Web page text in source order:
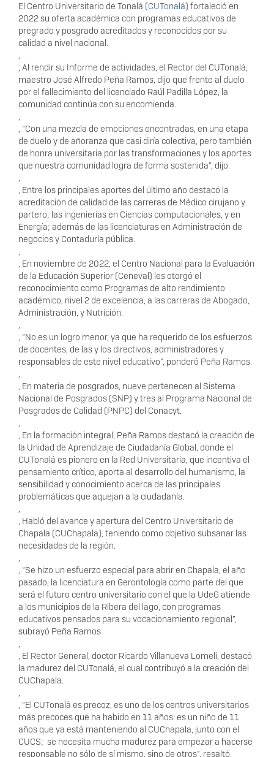
El Centro Universitario de Tonalá (CUTonalá) fortaleció en
2022 su oferta académica con programas educativos de
pregrado y posgrado acreditados y reconocidos por su
calidad a nivel nacional.
,
, Al rendir su Informe de actividades, el Rector del CUTonalá,
maestro José Alfredo Peña Ramos, dijo que frente al duelo
por el fallecimiento del licenciado Raúl Padilla López, la
comunidad continúa con su encomienda.
,
, “Con una mezcla de emociones encontradas, en una etapa
de duelo y de añoranza que casi diría colectiva, pero también
de honra universitaria por las transformaciones y los aportes
que nuestra comunidad logra de forma sostenida”, dijo.
,
, Entre los principales aportes del último año destacó la
acreditación de calidad de las carreras de Médico cirujano y
partero; las ingenierías en Ciencias computacionales, y en
Energía; además de las licenciaturas en Administración de
negocios y Contaduría pública.
,
, En noviembre de 2022, el Centro Nacional para la Evaluación
de la Educación Superior (Ceneval) les otorgó el
reconocimiento como Programas de alto rendimiento
académico, nivel 2 de excelencia, a las carreras de Abogado,
Administración, y Nutrición.
,
, “No es un logro menor, ya que ha requerido de los esfuerzos
de docentes, de las y los directivos, administradores y
responsables de este nivel educativo”, ponderó Peña Ramos.
,
, En materia de posgrados, nueve pertenecen al Sistema
Nacional de Posgrados (SNP) y tres al Programa Nacional de
Posgrados de Calidad (PNPC) del Conacyt.
,
, En la formación integral, Peña Ramos destacó la creación de
la Unidad de Aprendizaje de Ciudadanía Global, donde el
CUTonalá es pionero en la Red Universitaria, que incentiva el
pensamiento crítico, aporta al desarrollo del humanismo, la
sensibilidad y conocimiento acerca de las principales
problemáticas que aquejan a la ciudadanía.
,
, Habló del avance y apertura del Centro Universitario de
Chapala (CUChapala), teniendo como objetivo subsanar las
necesidades de la región.
,
, “Se hizo un esfuerzo especial para abrir en Chapala, el año
pasado, la licenciatura en Gerontología como parte del que
será el futuro centro universitario con el que la UdeG atiende
a los municipios de la Ribera del lago, con programas
educativos pensados para su vocacionamiento regional”,
subrayó Peña Ramos
,
, El Rector General, doctor Ricardo Villanueva Lomelí, destacó
la madurez del CUTonalá, el cual contribuyó a la creación del
CUChapala.
,
, “El CUTonalá es precoz, es uno de los centros universitarios
más precoces que ha habido en 11 años: es un niño de 11
años que ya está manteniendo al CUChapala, junto con el
CUCS; se necesita mucha madurez para empezar a hacerse
responsable no sólo de sí mismo, sino de otros”, resaltó.